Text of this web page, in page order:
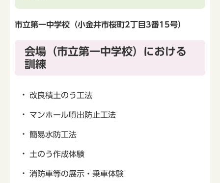
市立第一中学校（小金井市桜町2丁目3番15号）
会場（市立第一中学校）における
訓練
改良積土のう工法
マンホール噴出防止工法
簡易水防工法
土のう作成体験
消防車等の展示・乗車体験